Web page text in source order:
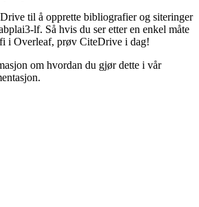
til å opprette bibliografier og siteringer
lf. Så hvis du ser etter en enkel måte
i Overleaf, prøv CiteDrive i dag!
om hvordan du gjør dette i vår